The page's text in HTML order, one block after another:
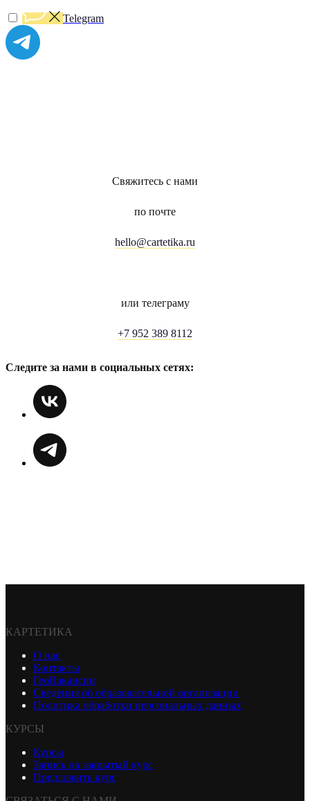
Telegram
Свяжитесь с нами
по почте
hello@cartetika.ru
или телеграму
+7 952 389 8112
Следите за нами в социальных сетях:
КАРТЕТИКА
О нас
Контакты
ГеоВакансии
Сведения об образовательной организации
Политика обработки персональных данных
КУРСЫ
Курсы
Запись на закрытый курс
Предложить курс